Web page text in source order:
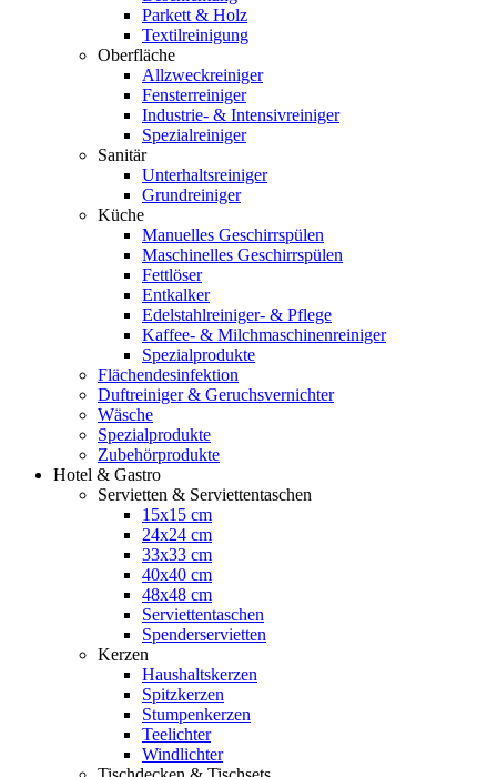
Parkett & Holz
Textilreinigung
Oberfläche
Allzweckreiniger
Fensterreiniger
Industrie- & Intensivreiniger
Spezialreiniger
Sanitär
Unterhaltsreiniger
Grundreiniger
Küche
Manuelles Geschirrspülen
Maschinelles Geschirrspülen
Fettlöser
Entkalker
Edelstahlreiniger- & Pflege
Kaffee- & Milchmaschinenreiniger
Spezialprodukte
Flächendesinfektion
Duftreiniger & Geruchsvernichter
Wäsche
Spezialprodukte
Zubehörprodukte
Hotel & Gastro
Servietten & Serviettentaschen
15x15 cm
24x24 cm
33x33 cm
40x40 cm
48x48 cm
Serviettentaschen
Spenderservietten
Kerzen
Haushaltskerzen
Spitzkerzen
Stumpenkerzen
Teelichter
Windlichter